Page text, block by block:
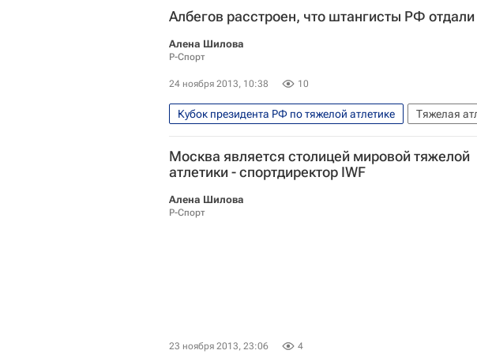
Албегов расстроен, что штангисты РФ
Алена Шилова
Р-Спорт
24 ноября 2013, 10:38 10
Кубок президента РФ по тяжелой атлетике
Тяжелая
Кубок президента России по тяжёлой атлетике
Москва является столицей мировой тяжелой
атлетики - спортдиректор IWF
Алена Шилова
Р-Спорт
23 ноября 2013, 23:06 4